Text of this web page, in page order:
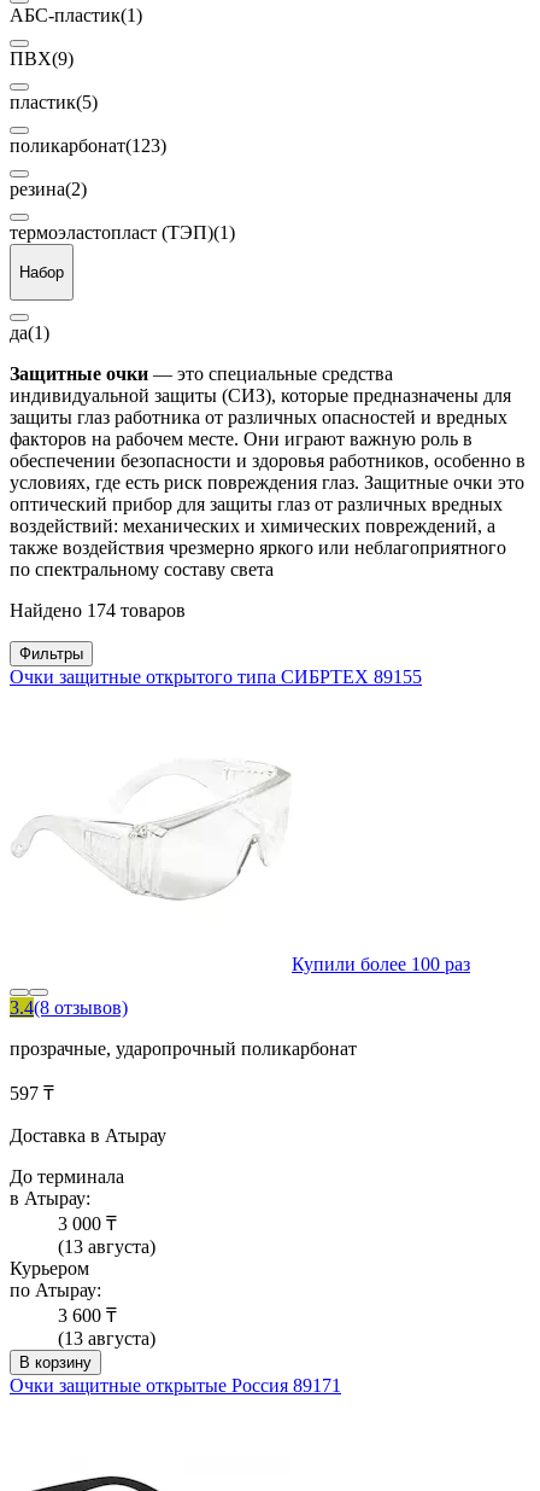
АБС-пластик(1)
ПВХ(9)
пластик(5)
поликарбонат(123)
резина(2)
термоэластопласт (ТЭП)(1)
Набор
да(1)
Защитные очки — это специальные средства
индивидуальной защиты (СИЗ), которые предназначены для
защиты глаз работника от различных опасностей и вредных
факторов на рабочем месте. Они играют важную роль в
обеспечении безопасности и здоровья работников, особенно в
условиях, где есть риск повреждения глаз. Защитные очки это
оптический прибор для защиты глаз от различных вредных
воздействий: механических и химических повреждений, а
также воздействия чрезмерно яркого или неблагоприятного
по спектральному составу света
Найдено 174 товаров
Фильтры
Очки защитные открытого типа СИБРТЕХ 89155
Купили более 100 раз
3.4(8 отзывов)
прозрачные, ударопрочный поликарбонат
597 ₸
Доставка в Атырау
До терминала
в Атырау:
3 000 ₸
(13 августа)
Курьером
по Атырау:
3 600 ₸
(13 августа)
В корзину
Очки защитные открытые Россия 89171